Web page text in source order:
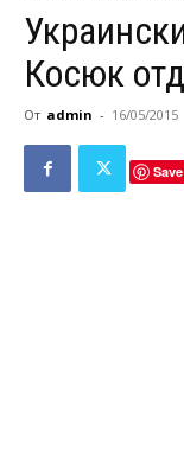
Косюк
От admin - 16/05/2015
Save